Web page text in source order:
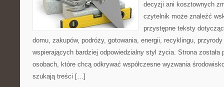
decyzji ani kosztownych
czytelnik może znaleźć
przystępne teksty
domu, zakupów, podróży, gotowania, energii, recyklingu,
wspierających bardziej odpowiedzialny styl życia. Strona została
osobach, które chcą odkrywać współczesne wyzwania
szukają treści […]